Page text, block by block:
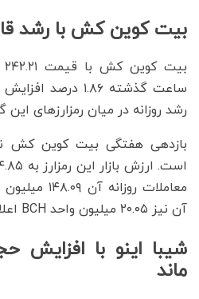
بیت کوین کش با رشد
ساعت گذشته ۱.۸۶
رشد روزانه در میان رمزارزهای
معاملات
آن نیز ۲۰.۰۵ میلیون واحد BCH اعلام شده است.
شیبا اینو با افزایش
ماند